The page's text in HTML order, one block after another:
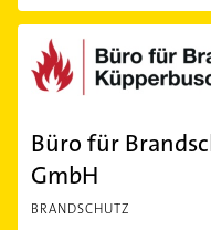
Büro für
GmbH
BRANDSCHUTZ